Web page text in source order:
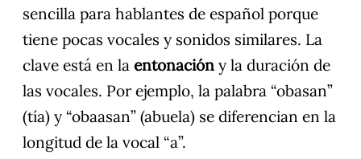
sencilla para hablantes de español porque
tiene pocas vocales y sonidos similares. La
clave está en la entonación y la duración de
las vocales. Por ejemplo, la palabra “obasan”
(tía) y “obaasan” (abuela) se diferencian en la
longitud de la vocal “a”.